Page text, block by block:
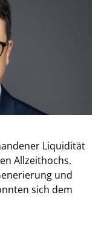
Liquidität
Allzeithochs.
und
sich dem